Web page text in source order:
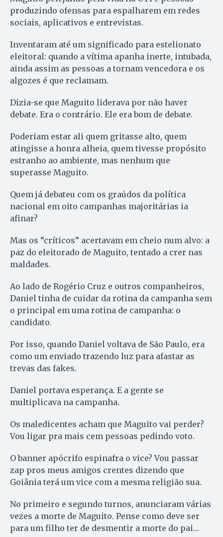
produzindo ofensas para espalharem em redes
sociais, aplicativos e entrevistas.
Inventaram até um significado para estelionato
eleitoral: quando a vítima apanha inerte, intubada,
ainda assim as pessoas a tornam vencedora e os
algozes é que reclamam.
Dizia-se que Maguito liderava por não haver
debate. Era o contrário. Ele era bom de debate.
Poderiam estar ali quem gritasse alto, quem
atingisse a honra alheia, quem tivesse propósito
estranho ao ambiente, mas nenhum que
superasse Maguito.
Quem já debateu com os graúdos da política
nacional em oito campanhas majoritárias ia
afinar?
Mas os “críticos” acertavam em cheio num alvo: a
paz do eleitorado de Maguito, tentado a crer nas
maldades.
Ao lado de Rogério Cruz e outros companheiros,
Daniel tinha de cuidar da rotina da campanha sem
o principal em uma rotina de campanha: o
candidato.
Por isso, quando Daniel voltava de São Paulo, era
como um enviado trazendo luz para afastar as
trevas das fakes.
Daniel portava esperança. E a gente se
multiplicava na campanha.
Os maledicentes acham que Maguito vai perder?
Vou ligar pra mais cem pessoas pedindo voto.
O banner apócrifo espinafra o vice? Vou passar
zap pros meus amigos crentes dizendo que
Goiânia terá um vice com a mesma religião sua.
No primeiro e segundo turnos, anunciaram várias
vezes a morte de Maguito. Pense como deve ser
para um filho ter de desmentir a morte do pai…